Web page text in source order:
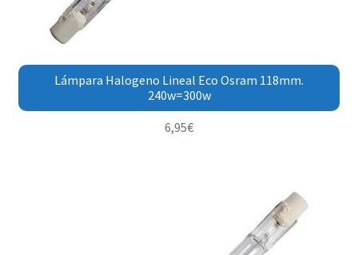
Lámpara Halogeno Lineal Eco Osram 118mm.
240w=300w
6,95€